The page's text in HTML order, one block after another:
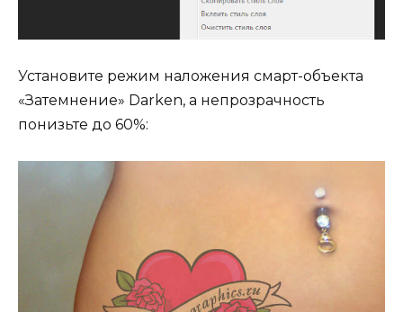
Установите режим наложения смарт-объекта
«Затемнение» Darken, а непрозрачность
понизьте до 60%: